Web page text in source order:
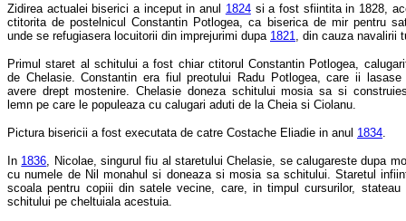
Zidirea actualei biserici a inceput in anul 1824si a fost sfiintita in 1828,
ctitorita de postelnicul Constantin Potlogea, ca biserica de mir pentru
unde se refugiasera locuitorii din imprejurimi dupa 1821 , din cauza navalirii
Primul staret al schitului a fost chiar ctitorul Constantin Potlogea,
de Chelasie. Constantin era fiul preotului Radu Potlogea, care ii lasase
avere drept mostenire. Chelasie doneza schitului mosia sa si
lemn pe care le populeaza cu calugari aduti de la Cheia si Ciolanu.
Pictura bisericii a fost executata de catre Costache Eliadie in anul 1834
In 1836 , Nicolae, singurul fiu al staretului Chelasie, se calugareste dupa
cu numele de Nil monahul si doneaza si mosia sa schitului. Staretul
scoala pentru copiii din satele vecine, care, in timpul cursurilor, stateau
schitului pe cheltuiala acestuia.